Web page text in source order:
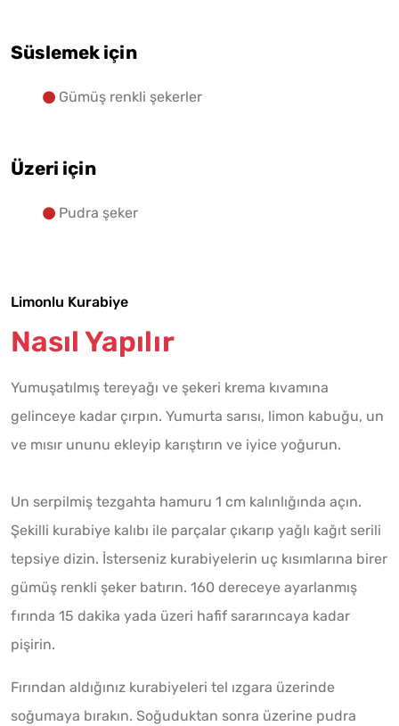
Süslemek için
Gümüş renkli şekerler
Üzeri için
Pudra şeker
Limonlu Kurabiye
Nasıl Yapılır
Yumuşatılmış tereyağı ve şekeri krema kıvamına
gelinceye kadar çırpın. Yumurta sarısı, limon kabuğu, un
ve mısır ununu ekleyip karıştırın ve iyice yoğurun.
Un serpilmiş tezgahta hamuru 1 cm kalınlığında açın.
Şekilli kurabiye kalıbı ile parçalar çıkarıp yağlı kağıt serili
tepsiye dizin. İsterseniz kurabiyelerin uç kısımlarına birer
gümüş renkli şeker batırın. 160 dereceye ayarlanmış
fırında 15 dakika yada üzeri hafif sararıncaya kadar
pişirin.
Fırından aldığınız kurabiyeleri tel ızgara üzerinde
soğumaya bırakın. Soğuduktan sonra üzerine pudra